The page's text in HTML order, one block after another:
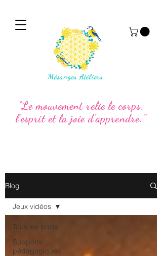
Mésanges Atéliers
“Le mouvement relie le corps,
l’esprit et la joie d’apprendre.”
Blog
Tous les posts
Supports
pédagogiques
Jeux vidéos